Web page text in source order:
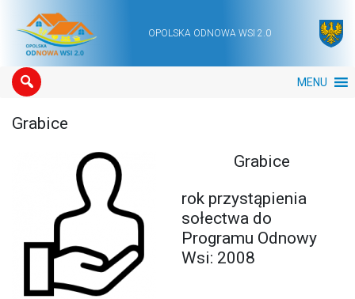
Main NavigationOPOLSKA ODNOWA WSI 2.0
MENU
Grabice
Grabice
rok przystąpienia
sołectwa do
Programu Odnowy
Wsi: 2008